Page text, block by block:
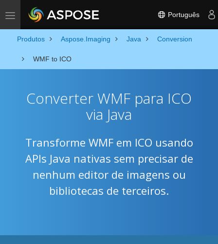
Toggle navigation Português
Produtos Aspose.Imaging Java Conversion
WMF to ICO
Converter WMF para ICO
via Java
Transforme WMF em ICO usando
APIs Java nativas sem precisar de
nenhum editor de imagens ou
bibliotecas de terceiros.